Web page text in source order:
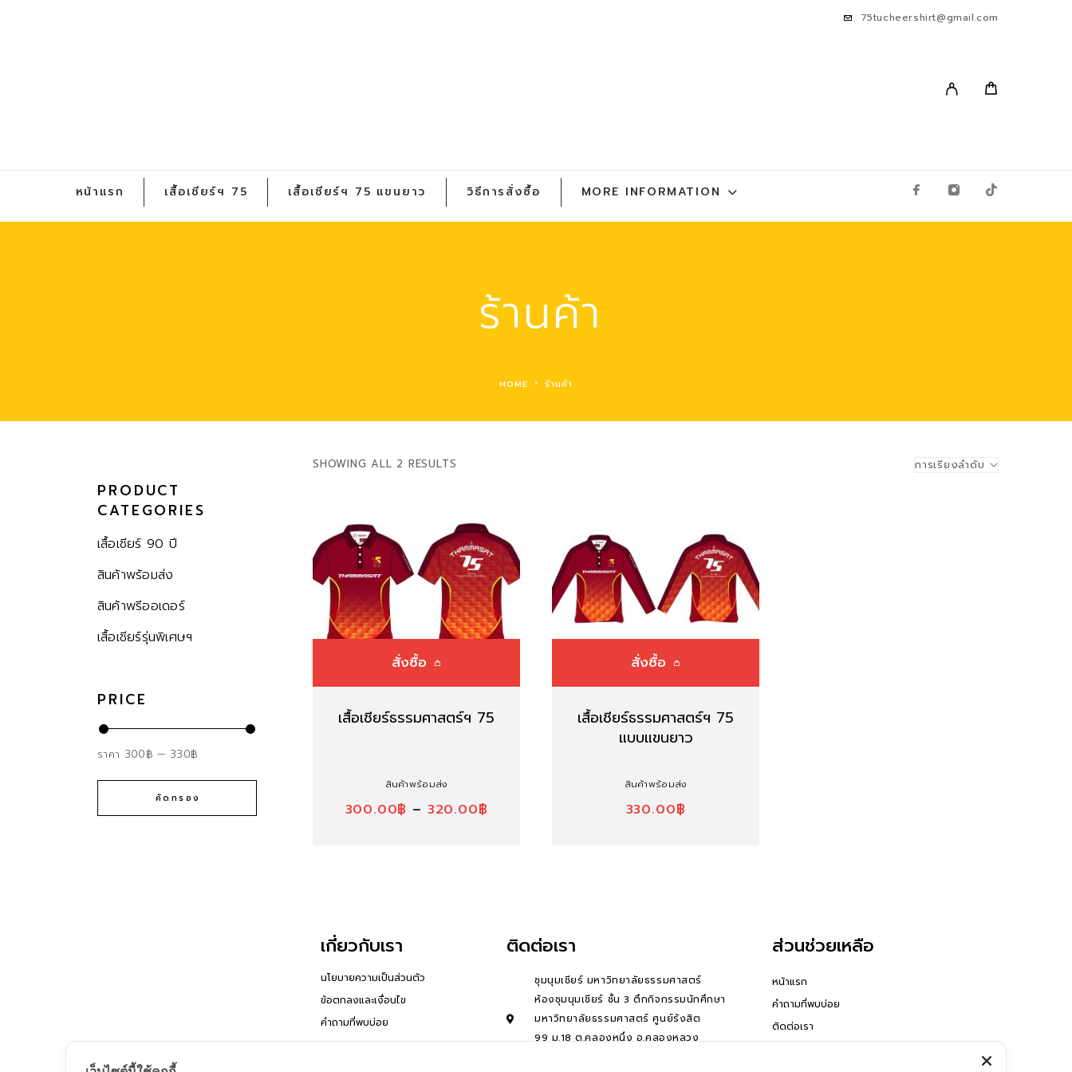
75tucheershirt@gmail.com
หน้าแรก เสื้อเชียร์ฯ 75 เสื้อเชียร์ฯ 75 แขนยาว วิธีการสั่งซื้อ MORE INFORMATION
ร้านค้า
HOME ร้านค้า
PRODUCT
CATEGORIES
เสื้อเชียร์ 90 ปี
สินค้าพร้อมส่ง
สินค้าพรีออเดอร์
เสื้อเชียร์รุ่นพิเศษฯ
PRICE
คัดกรอง
ราคา 300฿ — 330฿
SHOWING ALL 2 RESULTS
สั่งซื้อ
เสื้อเชียร์ธรรมศาสตร์ฯ 75
สินค้าพร้อมส่ง
300.00฿ – 320.00฿
สั่งซื้อ
เสื้อเชียร์ธรรมศาสตร์ฯ 75
แบบแขนยาว
สินค้าพร้อมส่ง
330.00฿
เกี่ยวกับเรา
นโยบายความเป็นส่วนตัว
ข้อตกลงและเงื่อนไข
คำถามที่พบบ่อย
ติดต่อเรา
ชุมนุมเชียร์ มหาวิทยาลัยธรรมศาสตร์
ห้องชุมนุมเชียร์ ชั้น 3 ตึกกิจกรรมนักศึกษา
มหาวิทยาลัยธรรมศาสตร์ ศูนย์รังสิต
99 ม.18 ต.คลองหนึ่ง อ.คลองหลวง
ส่วนช่วยเหลือ
หน้าแรก
คำถามที่พบบ่อย
ติดต่อเรา